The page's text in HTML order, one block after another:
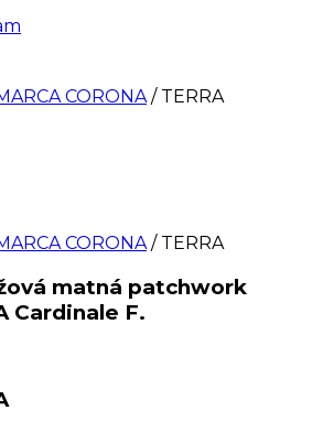
CORONA/ TERRA
CORONA/ TERRA
matná patchwork
Cardinale F.